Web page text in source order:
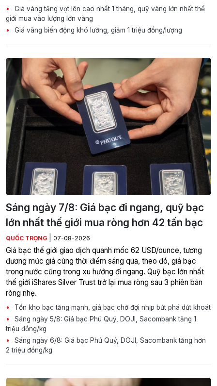
Giá vàng tăng vọt lên cao nhất 1 tháng, quỹ vàng lớn nhất thế
giới mua vào lượng lớn vàng
Giá vàng biến động khó lường, giảm 1 triệu đồng/lượng
Sáng ngày 7/8: Giá bạc đi ngang, quỹ bạc
lớn nhất thế giới mua ròng hơn 42 tấn bạc
QUỐC TRỌNG 07-08-2026
Giá bạc thế giới giao dịch quanh mốc 62 USD/ounce, tương
đương mức giá cùng thời điểm sáng qua, theo đó, giá bạc
trong nước cũng trong xu hướng đi ngang. Quỹ bạc lớn nhất
thế giới iShares Silver Trust trở lại mua ròng sau 3 phiên bán
ròng nhẹ.
Tồn kho bạc tăng mạnh, giá bạc chờ đợi nhịp bứt phá dứt khoát
Sáng ngày 5/8: Giá bạc Phú Quý, DOJI, Sacombank tăng 1
triệu đồng/kg
Sáng ngày 6/8: Giá bạc Phú Quý, DOJI, Sacombank tăng hơn
2 triệu đồng/kg